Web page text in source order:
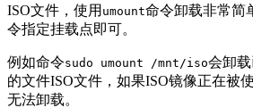
ISO文件，使用 umount命令卸载非常简
令指定挂载点即可。
例如命令sudo umount /mnt/iso会卸
的文件ISO文件，如果ISO镜像正在被
无法卸载。